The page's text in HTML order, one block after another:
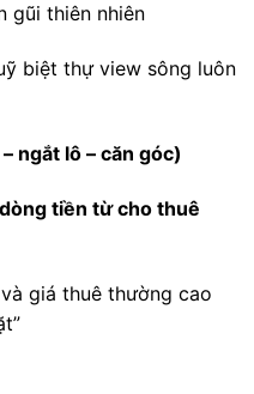
gũi thiên nhiên
biệt thự view sông luôn
ngắt lô – căn góc)
dòng tiền từ cho thuê
giá thuê thường cao